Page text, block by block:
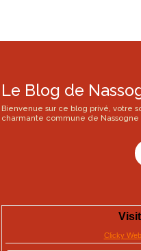
Le Blog de
Bienvenue sur ce blog privé, votre
charmante commune de Nassogne